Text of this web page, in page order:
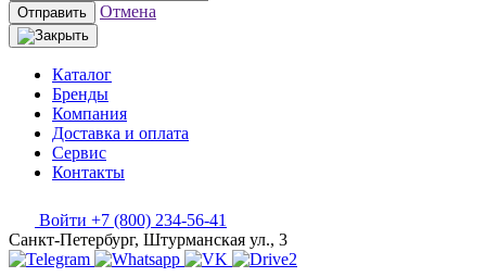
Отправить Отмена
Каталог
Бренды
Компания
Доставка и оплата
Сервис
Контакты
Войти +7 (800) 234-56-41
Санкт-Петербург, Штурманская ул., 3